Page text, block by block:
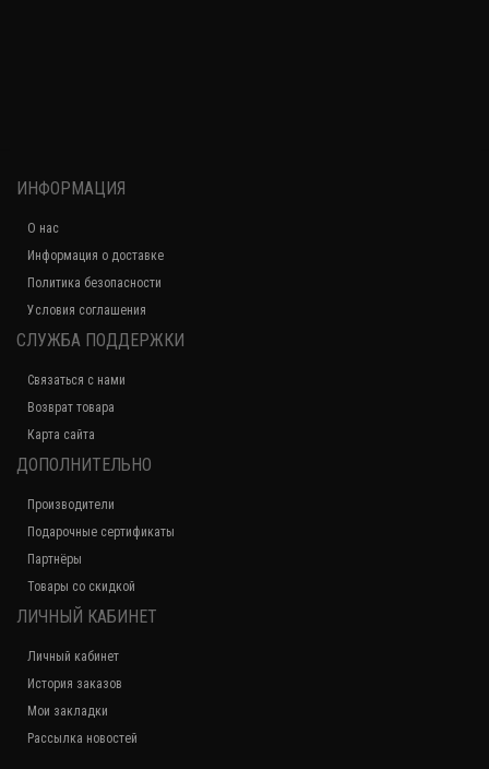
ИНФОРМАЦИЯ
О нас
Информация о доставке
Политика безопасности
Условия соглашения
СЛУЖБА ПОДДЕРЖКИ
Связаться с нами
Возврат товара
Карта сайта
ДОПОЛНИТЕЛЬНО
Производители
Подарочные сертификаты
Партнёры
Товары со скидкой
ЛИЧНЫЙ КАБИНЕТ
Личный кабинет
История заказов
Мои закладки
Рассылка новостей